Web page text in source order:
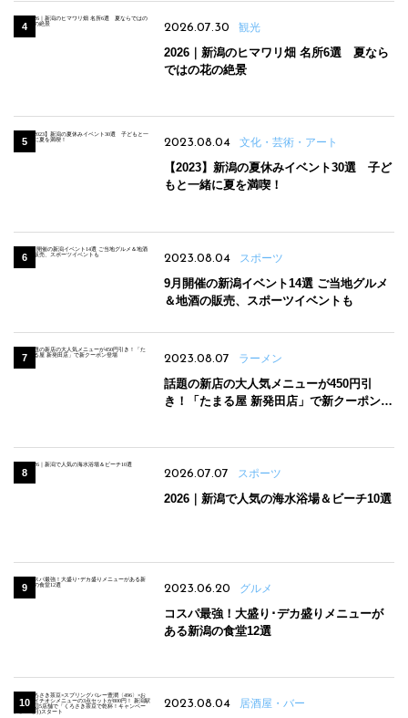
2026.07.30 観光
2026｜新潟のヒマワリ畑 名所6選 夏なら
ではの花の絶景
2023.08.04 文化・芸術・アート
【2023】新潟の夏休みイベント30選 子ど
もと一緒に夏を満喫！
2023.08.04 スポーツ
9月開催の新潟イベント14選 ご当地グルメ
＆地酒の販売、スポーツイベントも
2023.08.07 ラーメン
話題の新店の大人気メニューが450円引
き！「たまる屋 新発田店」で新クーポン登
2026.07.07 スポーツ
2026｜新潟で人気の海水浴場＆ビーチ10選
2023.06.20 グルメ
コスパ最強！大盛り･デカ盛りメニューが
ある新潟の食堂12選
2023.08.04 居酒屋・バー